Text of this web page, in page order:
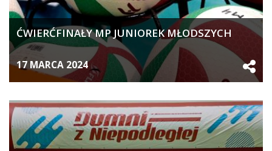
ĆWIERĆFINAŁY MP JUNIOREK MŁODSZYCH
17 MARCA 2024